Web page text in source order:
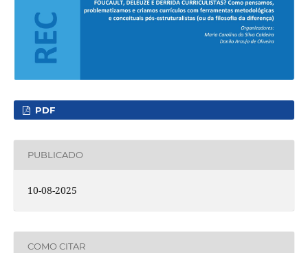
PDF
PUBLICADO
10-08-2025
COMO CITAR